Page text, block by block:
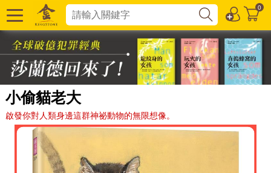
0
小偷貓老大
啟發你對人類身邊這群神祕動物的無限想像。